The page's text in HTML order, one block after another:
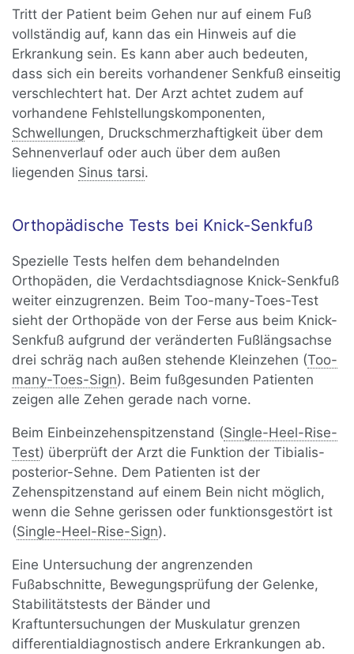
Tritt der Patient beim Gehen nur auf einem Fuß
vollständig auf, kann das ein Hinweis auf die
Erkrankung sein. Es kann aber auch bedeuten,
dass sich ein bereits vorhandener Senkfuß einseitig
verschlechtert hat. Der Arzt achtet zudem auf
vorhandene Fehlstellungskomponenten,
Schwellungen, Druckschmerzhaftigkeit über dem
Sehnenverlauf oder auch über dem außen
liegenden Sinus tarsi.
Orthopädische Tests bei Knick-Senkfuß
Spezielle Tests helfen dem behandelnden
Orthopäden, die Verdachtsdiagnose Knick-Senkfuß
weiter einzugrenzen. Beim Too-many-Toes-Test
sieht der Orthopäde von der Ferse aus beim Knick-
Senkfuß aufgrund der veränderten Fußlängsachse
drei schräg nach außen stehende Kleinzehen (Too-
many-Toes-Sign). Beim fußgesunden Patienten
zeigen alle Zehen gerade nach vorne.
Beim Einbeinzehenspitzenstand (Single-Heel-Rise-
Test) überprüft der Arzt die Funktion der Tibialis-
posterior-Sehne. Dem Patienten ist der
Zehenspitzenstand auf einem Bein nicht möglich,
wenn die Sehne gerissen oder funktionsgestört ist
(Single-Heel-Rise-Sign).
Eine Untersuchung der angrenzenden
Fußabschnitte, Bewegungsprüfung der Gelenke,
Stabilitätstests der Bänder und
Kraftuntersuchungen der Muskulatur grenzen
differentialdiagnostisch andere Erkrankungen ab.